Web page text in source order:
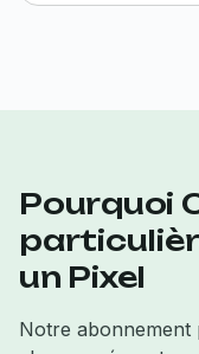
Pourquoi
un Pixel
Notre abonnement